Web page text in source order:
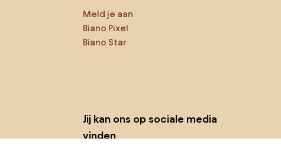
Meld je aan
Biano Pixel
Biano Star
Jij kan ons op sociale media
vinden